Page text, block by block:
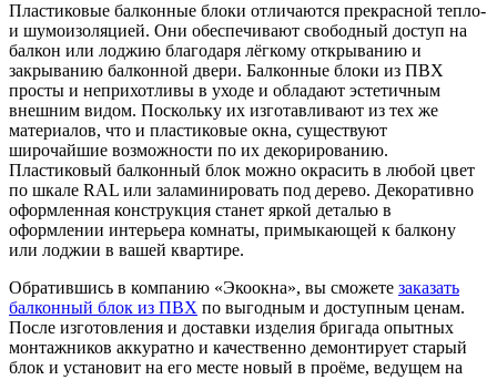
Пластиковые балконные блоки отличаются прекрасной тепло-
и шумоизоляцией. Они обеспечивают свободный доступ на
балкон или лоджию благодаря лёгкому открыванию и
закрыванию балконной двери. Балконные блоки из ПВХ
просты и неприхотливы в уходе и обладают эстетичным
внешним видом. Поскольку их изготавливают из тех же
материалов, что и пластиковые окна, существуют
широчайшие возможности по их декорированию.
Пластиковый балконный блок можно окрасить в любой цвет
по шкале RAL или заламинировать под дерево. Декоративно
оформленная конструкция станет яркой деталью в
оформлении интерьера комнаты, примыкающей к балкону
или лоджии в вашей квартире.
Обратившись в компанию «Экоокна», вы сможете заказать
балконный блок из ПВХ по выгодным и доступным ценам.
После изготовления и доставки изделия бригада опытных
монтажников аккуратно и качественно демонтирует старый
блок и установит на его месте новый в проёме, ведущем на